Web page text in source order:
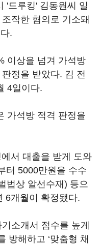
'드루킹' 김동원씨 일
작한 혐의로 기소돼
.
이상을 넘겨 가석방
정을 받았다. 김 전
4일이다.
가석방 적격 판정을
서 대출을 받게 도와
터 5000만원을 수수
법상 알선수재) 등으
6개월이 확정됐다.
소개서 점수를 높게
방해하고 ‘맞춤형 채